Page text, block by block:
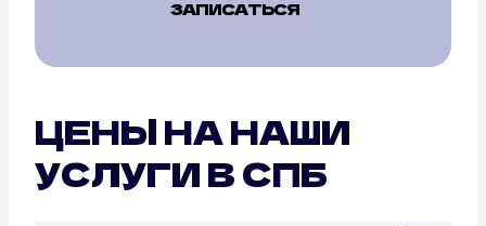
ЗАПИСАТЬСЯ
ЦЕНЫ НА НАШИ
УСЛУГИ В СПБ